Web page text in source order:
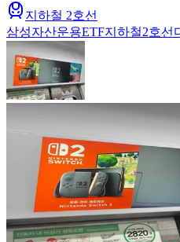
지하철 2호선
삼성자산운용ETF지하철2호선